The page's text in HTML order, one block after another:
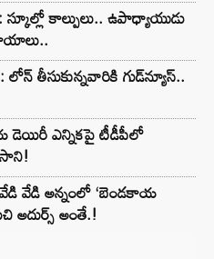
కాల్పులు.. ఉపాధ్యాయుడు
తీసుకున్నవారికి గుడ్‌న్యూస్..
డెయిరీ ఎన్నికపై టీడీపీలో
వేడి వేడి అన్నంలో ‘బెండకాయ
అదుర్స్ అంతే.!